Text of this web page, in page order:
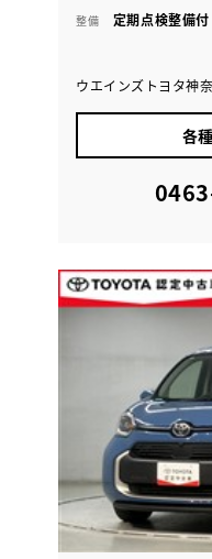
整備 定期点検整備付
ウエインズトヨタ神
各